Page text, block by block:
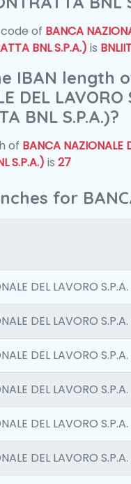
of BANCA
BNL S.P.A.) is
IBAN length
DEL LAVORO
BNL S.P.A.)?
of BANCA NAZIONALE
S.P.A.) is 27
for
DEL LAVORO S.P.A.
DEL LAVORO S.P.A.
DEL LAVORO S.P.A.
DEL LAVORO S.P.A.
DEL LAVORO S.P.A.
DEL LAVORO S.P.A.